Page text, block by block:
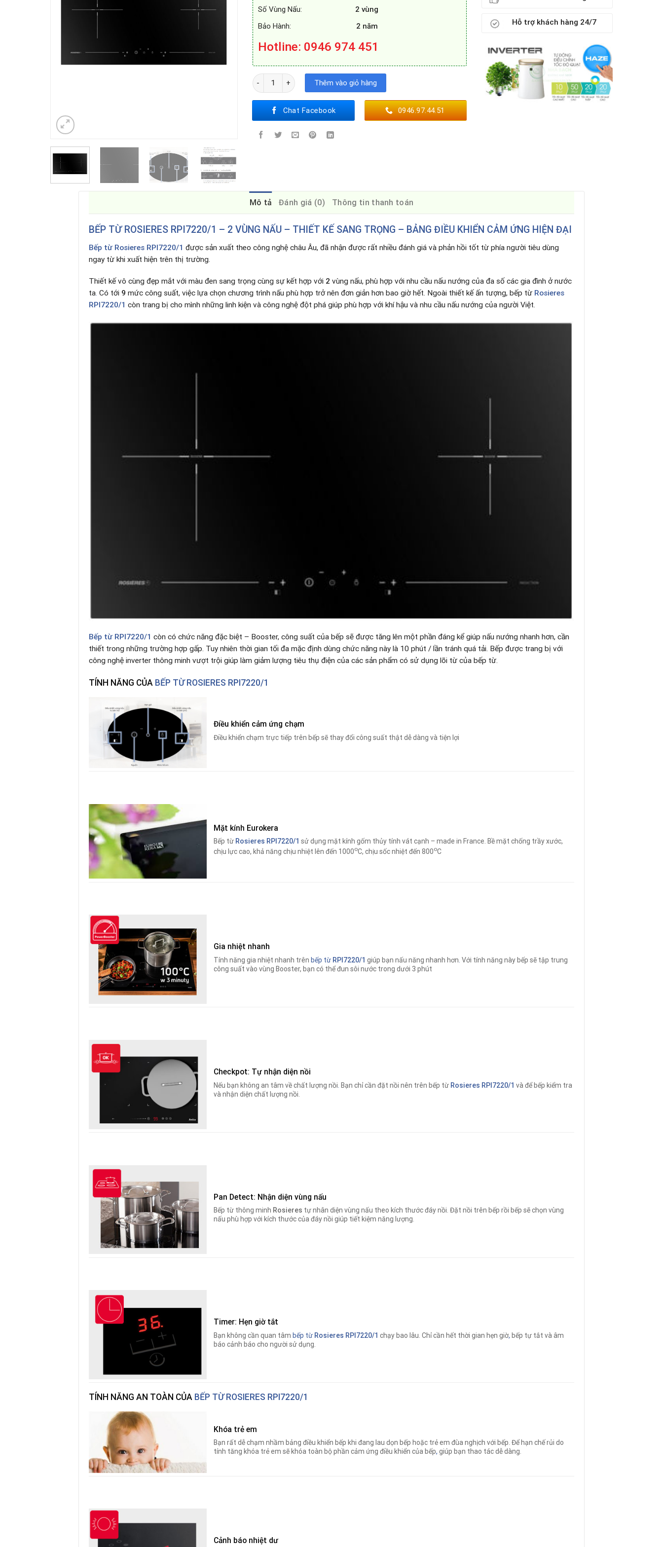
Số Vùng Nấu: 2 vùng
Bảo Hành: 2 năm
Hotline: 0946 974 451
BẾP TỪ ROSIERES RPI7220/1 số lượng
Thêm vào giỏ hàng
Chat Facebook 0946.97.44.51
Hỗ trợ khách hàng 24/7
Mô tả Đánh giá (0) Thông tin thanh toán
BẾP TỪ ROSIERES RPI7220/1 – 2 VÙNG NẤU – THIẾT KẾ SANG TRỌNG – BẢNG ĐIỀU KHIỂN CẢM ỨNG HIỆN ĐẠI
Bếp từ Rosieres RPI7220/1 được sản xuất theo công nghệ châu Âu, đã nhận được rất nhiều đánh giá và phản hồi tốt từ phía người tiêu dùng
ngay từ khi xuất hiện trên thị trường.
Thiết kế vô cùng đẹp mắt với màu đen sang trọng cùng sự kết hợp với 2 vùng nấu, phù hợp với nhu cầu nấu nướng của đa số các gia đình ở nước
ta. Có tới 9 mức công suất, việc lựa chọn chương trình nấu phù hợp trở nên đơn giản hơn bao giờ hết. Ngoài thiết kế ấn tượng, bếp từ Rosieres
RPI7220/1 còn trang bị cho mình những linh kiện và công nghệ đột phá giúp phù hợp với khí hậu và nhu cầu nấu nướng của người Việt.
Bếp từ RPI7220/1 còn có chức năng đặc biệt – Booster, công suất của bếp sẽ được tăng lên một phần đáng kể giúp nấu nướng nhanh hơn, cần
thiết trong những trường hợp gấp. Tuy nhiên thời gian tối đa mặc định dùng chức năng này là 10 phút / lần tránh quá tải. Bếp được trang bị với
công nghệ inverter thông minh vượt trội giúp làm giảm lượng tiêu thụ điện của các sản phẩm có sử dụng lõi từ của bếp từ.
TÍNH NĂNG CỦA BẾP TỪ ROSIERES RPI7220/1
Điều khiển cảm ứng chạm
Điều khiển chạm trực tiếp trên bếp sẽ thay đổi công suất thật dễ dàng và tiện lợi
Mặt kính Eurokera
Bếp từ Rosieres RPI7220/1 sử dụng mặt kính gốm thủy tính vát cạnh – made in France. Bề mặt chống trầy xước,
chịu lực cao, khả năng chịu nhiệt lên đến 1000oC, chịu sốc nhiệt đến 800oC
Gia nhiệt nhanh
Tính năng gia nhiệt nhanh trên bếp từRPI7220/1 giúp bạn nấu năng nhanh hơn Với tính năng này bếp sẽ tập trung
công suất vào vùng Booster, bạn có thể đun sôi nước trong dưới 3 phút
Checkpot: Tự nhận diện nồi
Nếu bạn không an tâm về chất lượng nồi Bạn chỉ cần đặt nồi nên trên bếp từ Rosieres RPI7220/1 và để bếp kiểm tra
và nhận diện chất lượng nồi.
Pan Detect: Nhận diện vùng nấu
Bếp từ thông minh Rosieres tự nhân diện vùng nấu theo kích thước đáy nồi. Đặt nồi trên bếp rồi bếp sẽ chọn vùng
nấu phù hợp với kích thước của đáy nồi giúp tiết kiệm năng lượng.
Timer: Hẹn giờ tắt
Bạn không cần quan tâm bếp từ Rosieres RPI7220/1 chạy bao lâu. Chỉ cần hết thời gian hẹn giờ, bếp tự tắt và âm
báo cảnh báo cho người sử dụng.
TÍNH NĂNG AN TOÀN CỦA BẾP TỪ ROSIERES RPI7220/1
Khóa trẻ em
Bạn rất dễ chạm nhầm bảng điều khiển bếp khi đang lau dọn bếp hoặc trẻ em đùa nghịch với bếp. Để hạn chế rủi do
tính tăng khóa trẻ em sẽ khóa toàn bộ phần cảm ứng điều khiển của bếp, giúp bạn thao tác dễ dàng.
Cảnh báo nhiệt dư